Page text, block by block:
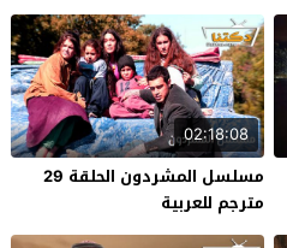
02:18:08
مسلسل المشردون الحلقة 29
مترجم للعربية